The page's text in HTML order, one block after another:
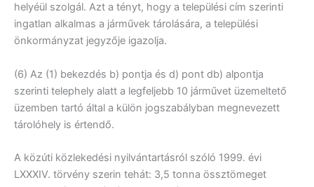
helyéül szolgál. Azt a tényt, hogy a települési cím szerinti
ingatlan alkalmas a járművek tárolására, a települési
önkormányzat jegyzője igazolja.
(6) Az (1) bekezdés b) pontja és d) pont db) alpontja
szerinti telephely alatt a legfeljebb 10 járművet üzemeltető
üzemben tartó által a külön jogszabályban megnevezett
tárolóhely is értendő.
A közúti közlekedési nyilvántartásról szóló 1999. évi
LXXXIV. törvény szerin tehát: 3,5 tonna össztömeget